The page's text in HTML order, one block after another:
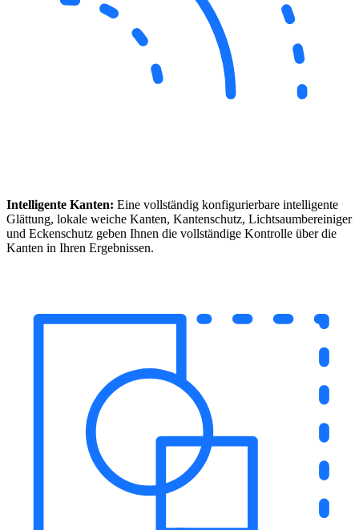
Intelligente Kanten: Eine vollständig konfigurierbare intelligente
Glättung, lokale weiche Kanten, Kantenschutz, Lichtsaumbereiniger
und Eckenschutz geben Ihnen die vollständige Kontrolle über die
Kanten in Ihren Ergebnissen.